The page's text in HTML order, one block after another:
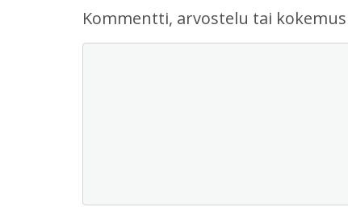
Kommentti, arvostelu tai kokemus